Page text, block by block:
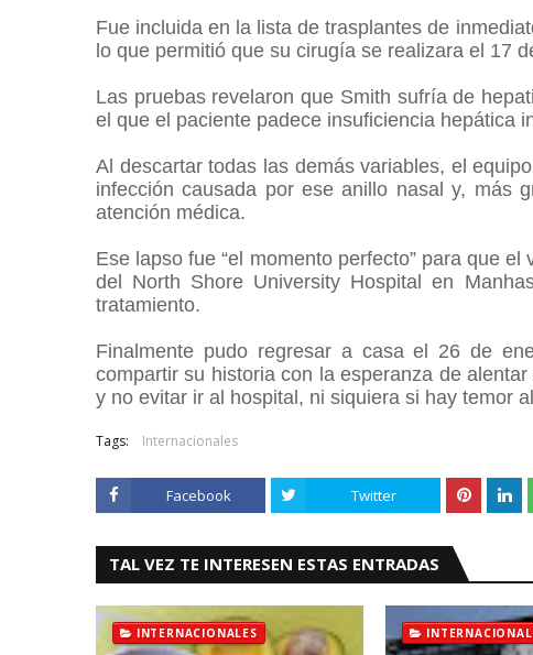
Fue incluida en la lista de trasplantes de
lo que permitió que su cirugía se realizara el 17
Las pruebas revelaron que Smith sufría de
el que el paciente padece insuficiencia hepática
Al descartar todas las demás variables, el
infección causada por ese anillo nasal y, más
atención médica.
Ese lapso fue “el momento perfecto” para que
del North Shore University Hospital en
tratamiento.
Finalmente pudo regresar a casa el 26 de
compartir su historia con la esperanza de
y no evitar ir al hospital, ni siquiera si hay temor
Tags: Internacionales
Facebook Twitter
TAL VEZ TE INTERESEN ESTAS ENTRADAS
INTERNACIONALES